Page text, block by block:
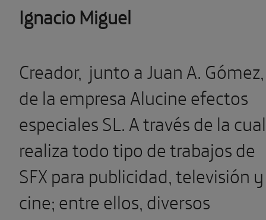
Ignacio Miguel
Creador, junto a Juan A. Gómez,
de la empresa Alucine efectos
especiales SL. A través de la
realiza todo tipo de trabajos de
SFX para publicidad, televisión y
cine; entre ellos, diversos